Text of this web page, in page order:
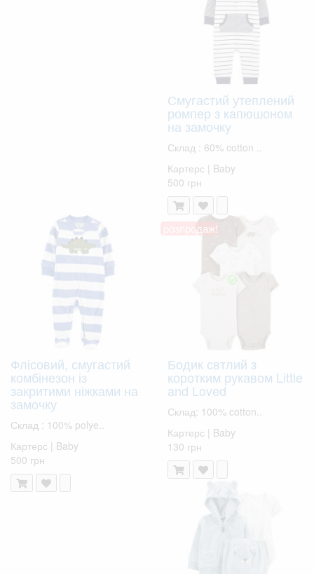
Смугастий утеплений
ромпер з капюшоном
на замочку
Склад : 60% cotton ..
Картерс | Baby
500 грн
Флісовий, смугастий
комбінезон із
закритими ніжками на
замочку
Склад : 100% polye..
Картерс | Baby
500 грн
розпродаж!
Бодик свтлий з
коротким рукавом Little
and Loved
Склад: 100% cotton..
Картерс | Baby
130 грн